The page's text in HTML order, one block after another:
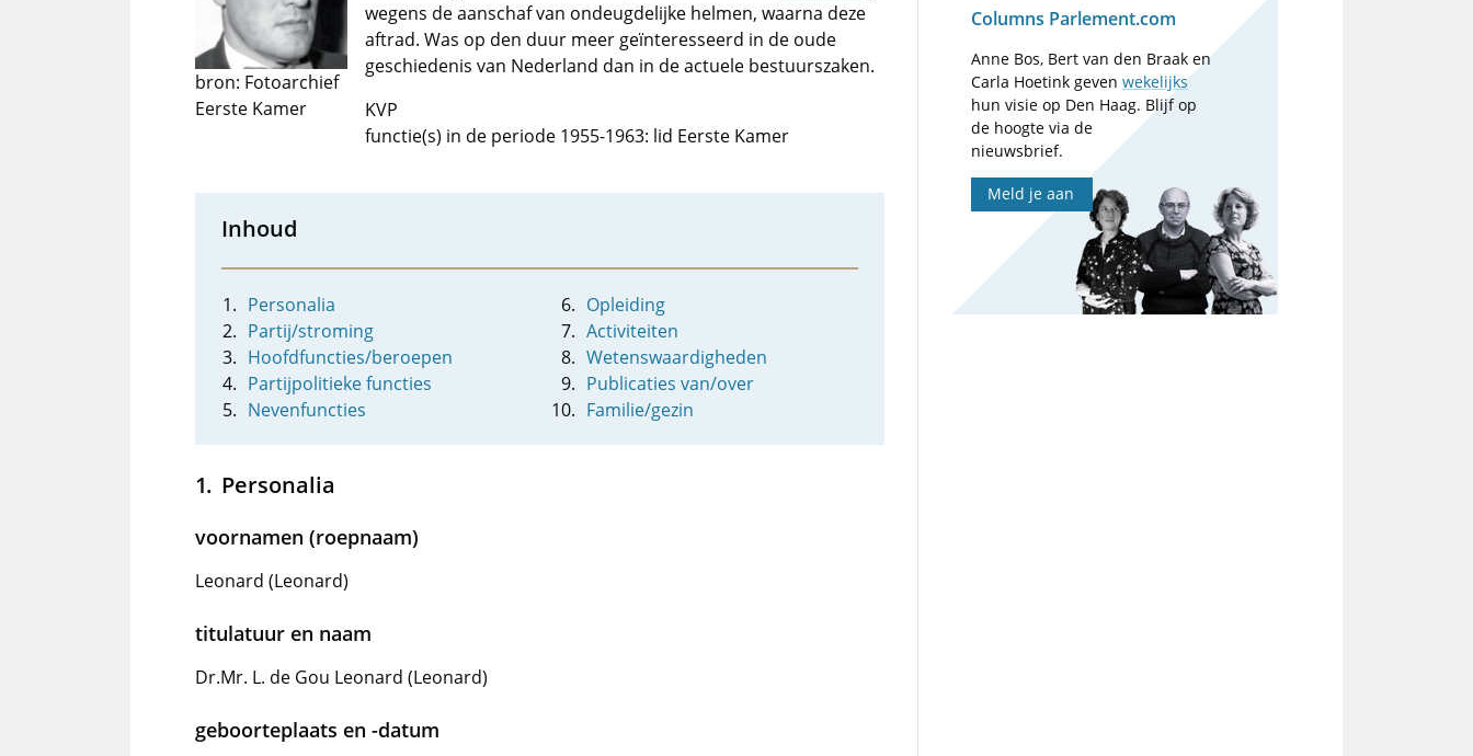
bron: Fotoarchief
Eerste Kamer
wegens de aanschaf van ondeugdelijke helmen, waarna deze
aftrad. Was op den duur meer geïnteresseerd in de oude
geschiedenis van Nederland dan in de actuele bestuurszaken.
KVP
functie(s) in de periode 1955-1963: lid Eerste Kamer
Inhoud
Personalia
Partij/stroming
Hoofdfuncties/beroepen
Partijpolitieke functies
Nevenfuncties
Opleiding
Activiteiten
Wetenswaardigheden
Publicaties van/over
Familie/gezin
Personalia
voornamen (roepnaam)
Leonard (Leonard)
titulatuur en naam
Dr.Mr. L. de Gou Leonard (Leonard)
geboorteplaats en -datum
Columns Parlement.com
Anne Bos, Bert van den Braak en
Carla Hoetink gevenwekelijks
hun visie op Den Haag. Blijf op
de hoogte via de
nieuwsbrief.
Meld je aan